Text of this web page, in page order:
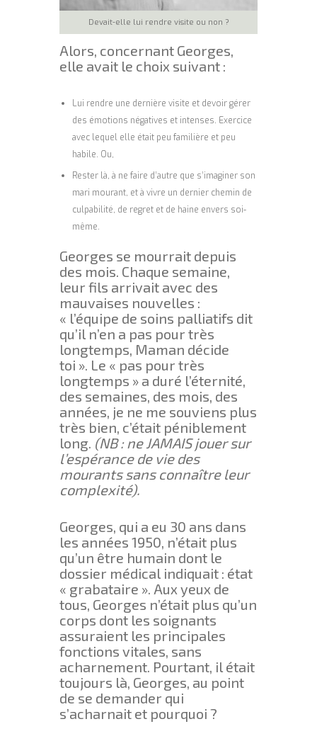
Devait-elle lui rendre visite ou non ?
Alors, concernant Georges,
elle avait le choix suivant :
Lui rendre une dernière visite et devoir gérer
des émotions négatives et intenses. Exercice
avec lequel elle était peu familière et peu
habile. Ou,
Rester là, à ne faire d’autre que s’imaginer son
mari mourant, et à vivre un dernier chemin de
culpabilité, de regret et de haine envers soi-
même.
Georges se mourrait depuis
des mois. Chaque semaine,
leur fils arrivait avec des
mauvaises nouvelles :
« l’équipe de soins palliatifs dit
qu’il n’en a pas pour très
longtemps, Maman décide
toi ». Le « pas pour très
longtemps » a duré l’éternité,
des semaines, des mois, des
années, je ne me souviens plus
très bien, c’était péniblement
long. (NB : ne JAMAIS jouer sur
l’espérance de vie des
mourants sans connaître leur
complexité).
Georges, qui a eu 30 ans dans
les années 1950, n’était plus
qu’un être humain dont le
dossier médical indiquait : état
« grabataire ». Aux yeux de
tous, Georges n’était plus qu’un
corps dont les soignants
assuraient les principales
fonctions vitales, sans
acharnement. Pourtant, il était
toujours là, Georges, au point
de se demander qui
s’acharnait et pourquoi ?